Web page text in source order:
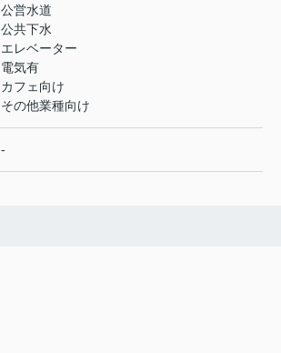
公営水道
公共下水
エレベーター
電気有
カフェ向け
その他業種向け
-